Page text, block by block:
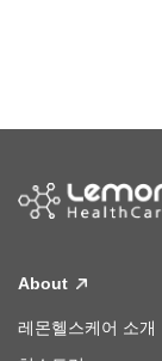
About
레몬헬스케어 소개